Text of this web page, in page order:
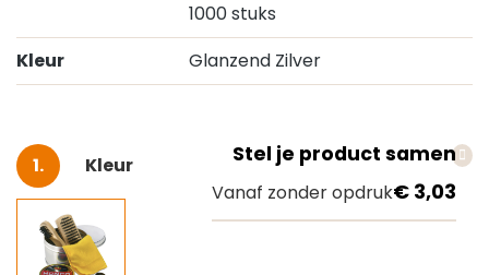
1000 stuks
Kleur
Glanzend Zilver
Stel je product samen
Vanaf zonder opdruk€ 3,03
Selecteer
Kleur